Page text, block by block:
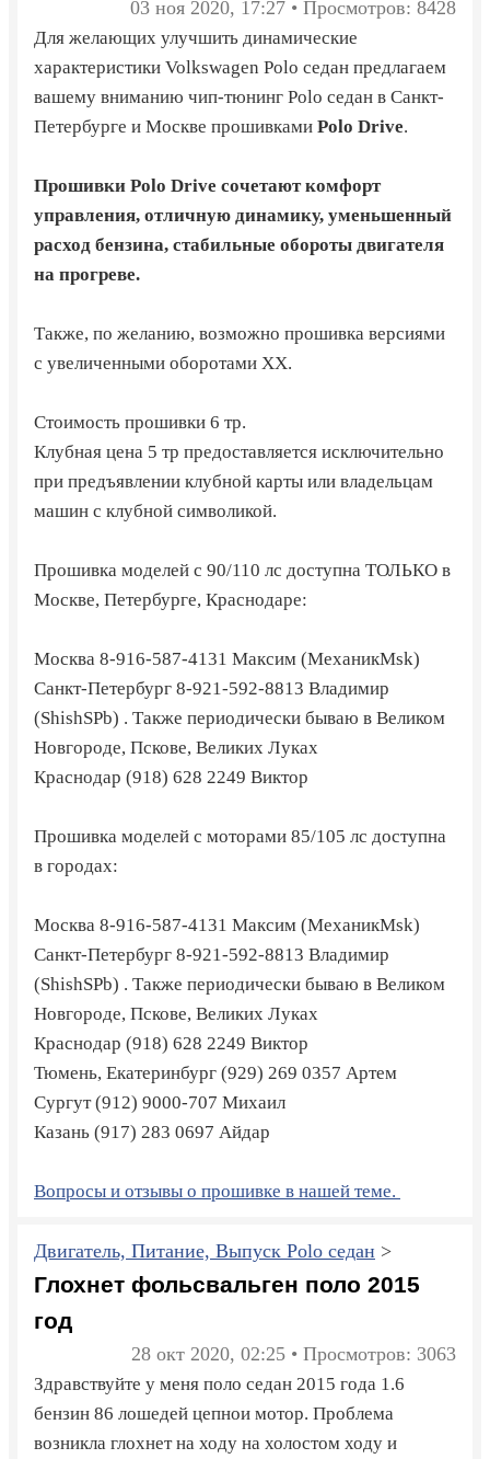
03 ноя 2020, 17:27 • Просмотров: 8428
Для желающих улучшить динамические
характеристики Volkswagen Polo седан предлагаем
вашему вниманию чип-тюнинг Polo седан в Санкт-
Петербурге и Москве прошивками Polo Drive.
Прошивки Polo Drive сочетают комфорт
управления, отличную динамику, уменьшенный
расход бензина, стабильные обороты двигателя
на прогреве.
Также, по желанию, возможно прошивка версиями
с увеличенными оборотами ХХ.
Стоимость прошивки 6 тр.
Клубная цена 5 тр предоставляется исключительно
при предъявлении клубной карты или владельцам
машин с клубной символикой.
Прошивка моделей с 90/110 лс доступна ТОЛЬКО в
Москве, Петербурге, Краснодаре:
Москва 8-916-587-4131 Максим (МеханикMsk)
Санкт-Петербург 8-921-592-8813 Владимир
(ShishSPb) . Также периодически бываю в Великом
Новгороде, Пскове, Великих Луках
Краснодар (918) 628 2249 Виктор
Прошивка моделей с моторами 85/105 лс доступна
в городах:
Москва 8-916-587-4131 Максим (МеханикMsk)
Санкт-Петербург 8-921-592-8813 Владимир
(ShishSPb) . Также периодически бываю в Великом
Новгороде, Пскове, Великих Луках
Краснодар (918) 628 2249 Виктор
Тюмень, Екатеринбург (929) 269 0357 Артем
Сургут(912) 9000-707 Михаил
Казань (917) 283 0697 Айдар
Вопросы и отзывы о прошивке в нашей теме.
Двигатель, Питание, Выпуск Polo седан >
Глохнет фольсвальген поло 2015
год
28 окт 2020, 02:25 • Просмотров: 3063
Здравствуйте у меня поло седан 2015 года 1.6
бензин 86 лошедей цепнои мотор. Проблема
возникла глохнет на ходу на холостом ходу и